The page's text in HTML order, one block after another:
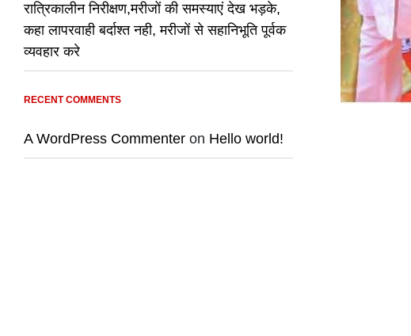
रात्रिकालीन निरीक्षण,मरीजों की समस्याएं देख भड़के,
कहा लापरवाही बर्दाश्त नही, मरीजों से सहानिभूति पूर्वक
व्यवहार करे
RECENT COMMENTS
A WordPress Commenter on Hello world!